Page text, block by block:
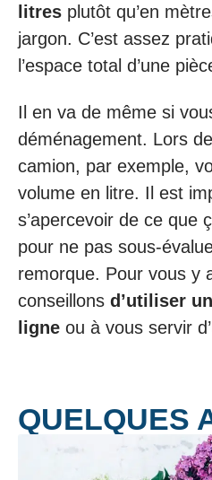
litres plutôt qu’en
jargon. C’est assez
l’espace total d’une
Il en va de même si
déménagement. Lors
camion, par exemple,
volume en litre. Il est
s’apercevoir de ce que
pour ne pas sous-
remorque. Pour vous y
conseillons d’utiliser
ligne ou à vous servir
QUELQUES